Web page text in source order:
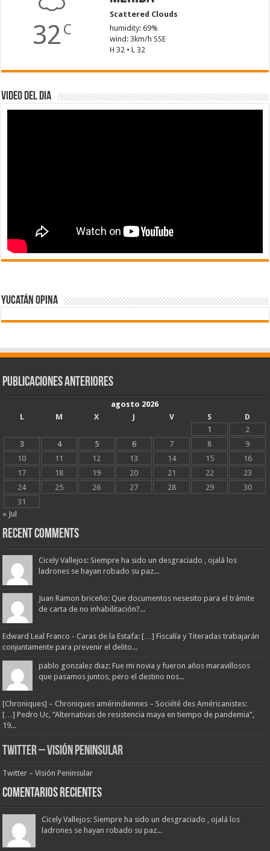
32 C
Scattered Clouds
humidity: 69%
wind: 3km/h SSE
H 32 • L 32
Video del dia
Yucatán Opina
Publicaciones Anteriores
agosto 2026
L
M X J V S
D
1
2
3
4 5 6 7 8
9
10
11 12 13 14 15
16
17
18 19 20 21 22
23
24
25 26 27 28 29
30
31
« Jul
Recent Comments
Cicely Vallejos: Siempre ha sido un desgraciado , ojalá los
ladrones se hayan robado su paz...
Juan Ramon briceño: Que documentos nesesito para el trámite
de carta de no inhabilitación?...
Edward Leal Franco - Caras de la Estafa: […] Fiscalía y Titeradas trabajarán
conjuntamente para prevenir el delito...
pablo gonzalez diaz: Fue mi novia y fueron años maravillosos
que pasamos juntos, pero el destino nos...
[Chroniques] – Chroniques amérindiennes – Société des Américanistes:
[…] Pedro Uc, “Alternativas de resistencia maya en tiempo de pandemia”,
19...
Twitter – Visión Peninsular
Twitter – Visión Peninsular
Comentarios Recientes
Cicely Vallejos: Siempre ha sido un desgraciado , ojalá los
ladrones se hayan robado su paz...